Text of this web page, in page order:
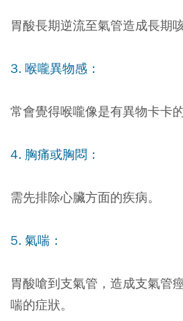
胃酸長期逆流至氣管造成長期咳
3. 喉嚨異物感：
常會覺得喉嚨像是有異物卡卡
4. 胸痛或胸悶：
需先排除心臟方面的疾病。
5. 氣喘：
胃酸嗆到支氣管，造成支氣管
喘的症狀。